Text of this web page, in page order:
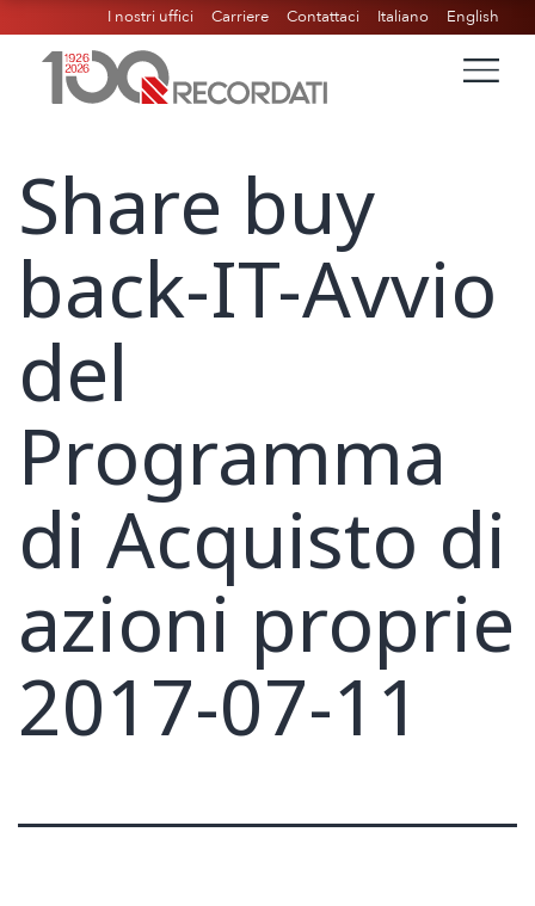
I nostri uffici Carriere Contattaci Italiano English
Share buy
back-IT-Avvio
del
Programma
di Acquisto di
azioni proprie
2017-07-11